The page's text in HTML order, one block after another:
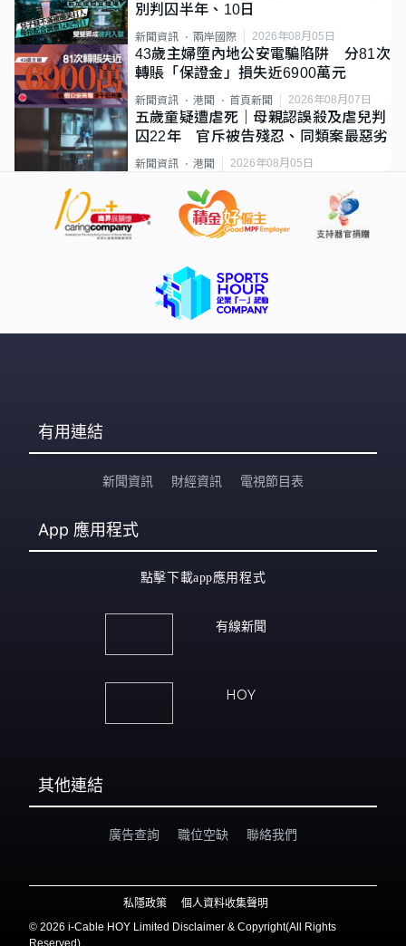
別判囚半年、10日
新聞資訊 兩岸國際 2026年08月05日
43歲主婦墮內地公安電騙陷阱 分81次
轉賬「保證金」損失近6900萬元
新聞資訊 港聞 首頁新聞 2026年08月07日
五歲童疑遭虐死｜母親認誤殺及虐兒判
囚22年 官斥被告殘忍、同類案最惡劣
新聞資訊 港聞 2026年08月05日
有用連結
新聞資訊 財經資訊 電視節目表
App 應用程式
點擊下載app應用程式
有線新聞
HOY
其他連結
廣告查詢 職位空缺 聯絡我們
私隱政策
個人資料收集聲明
© 2026 i-Cable HOY Limited Disclaimer & Copyright(All Rights